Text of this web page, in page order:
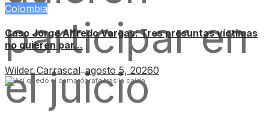
Colombia
Caso Jorge Alfredo Vargas: Tres presuntas víctimas
no quieren par...
Wilder Carrascal—agosto 5, 20260